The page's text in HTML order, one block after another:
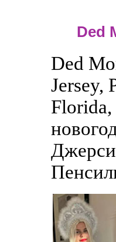
Ded
Ded
Jersey,
Florida,